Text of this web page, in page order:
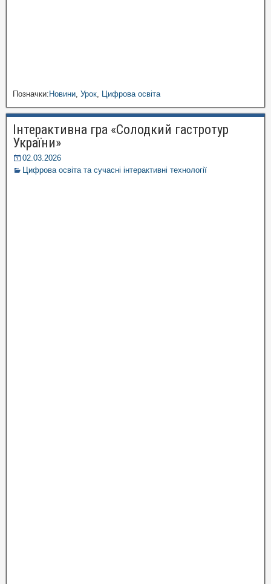
Позначки:Новини Урок Цифрова освіта
Інтерактивна гра «Солодкий гастротур
України»
02.03.2026
Цифрова освіта та сучасні інтерактивні технології